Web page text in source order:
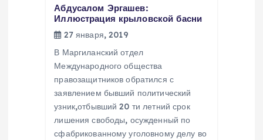
Абдусалом Эргашев:
Иллюстрация крыловской басни
27 января, 2019
В Маргиланский отдел
Международного общества
правозащитников обратился с
заявлением бывший политический
узник,отбывший 20 ти летний срок
лишения свободы, осужденный по
сфабрикованному уголовному делу во